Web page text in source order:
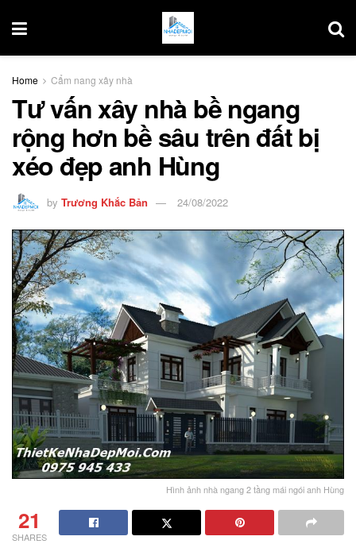
Home Cẩm nang xây nhà
Tư vấn xây nhà bề ngang
rộng hơn bề sâu trên đất bị
xéo đẹp anh Hùng
by Trương Khắc Bản 24/08/2022
Hình ảnh nhà ngang 2 tầng mái ngói anh Hùng
21
SHARES